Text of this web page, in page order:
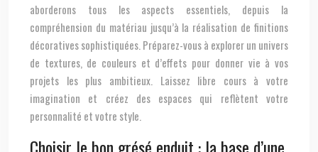
aborderons tous les aspects essentiels, depuis la
compréhension du matériau jusqu’à la réalisation de finitions
décoratives sophistiquées. Préparez-vous à explorer un univers
de textures, de couleurs et d’effets pour donner vie à vos
projets les plus ambitieux. Laissez libre cours à votre
imagination et créez des espaces qui reflètent votre
personnalité et votre style.